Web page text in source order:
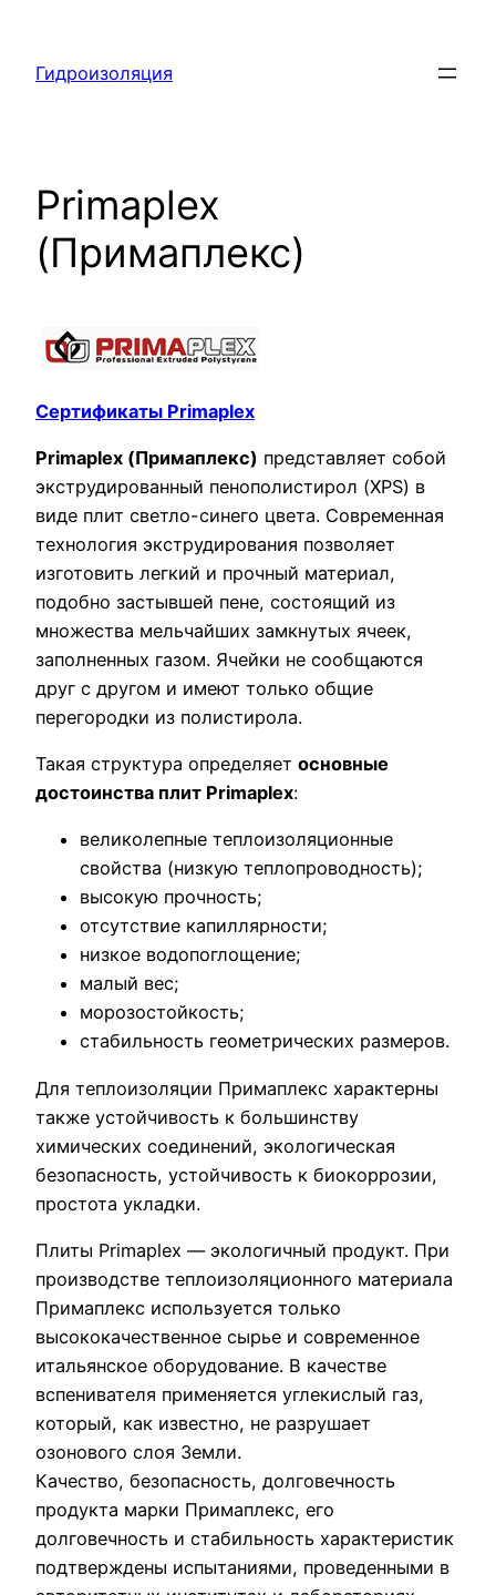
содержимому
Гидроизоляция
Primaplex
(Примаплекс)
Сертификаты Primaplex
Primaplex (Примаплекс) представляет собой
экструдированный пенополистирол (XPS) в
виде плит светло-синего цвета. Современная
технология экструдирования позволяет
изготовить легкий и прочный материал,
подобно застывшей пене, состоящий из
множества мельчайших замкнутых ячеек,
заполненных газом. Ячейки не сообщаются
друг с другом и имеют только общие
перегородки из полистирола.
Такая структура определяет основные
достоинства плит Primaplex:
великолепные теплоизоляционные
свойства (низкую теплопроводность);
высокую прочность;
отсутствие капиллярности;
низкое водопоглощение;
малый вес;
морозостойкость;
стабильность геометрических размеров.
Для теплоизоляции Примаплекс характерны
также устойчивость к большинству
химических соединений, экологическая
безопасность, устойчивость к биокоррозии,
простота укладки.
Плиты Primaplex — экологичный продукт. При
производстве теплоизоляционного материала
Примаплекс используется только
высококачественное сырье и современное
итальянское оборудование. В качестве
вспенивателя применяется углекислый газ,
который, как известно, не разрушает
озонового слоя Земли.
Качество, безопасность, долговечность
продукта марки Примаплекс, его
долговечность и стабильность характеристик
подтверждены испытаниями, проведенными в